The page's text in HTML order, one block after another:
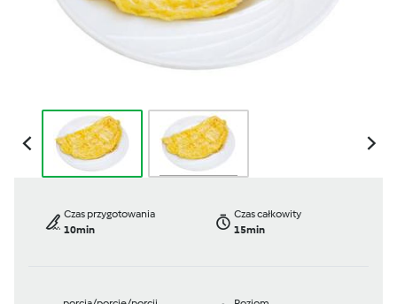
Czas przygotowania
10min
Czas całkowity
15min